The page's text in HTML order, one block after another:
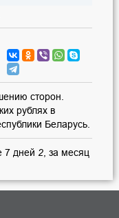
сторон.
рублях в
Беларусь.
7 дней 2, за месяц